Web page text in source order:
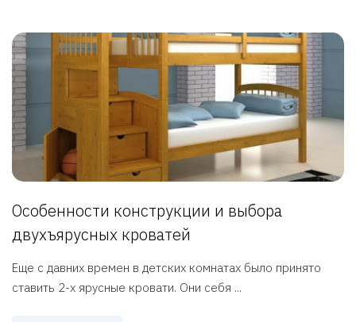
Особенности конструкции и выбора
двухъярусных кроватей
Еще с давних времен в детских комнатах было принято
ставить 2-х ярусные кровати. Они себя ...